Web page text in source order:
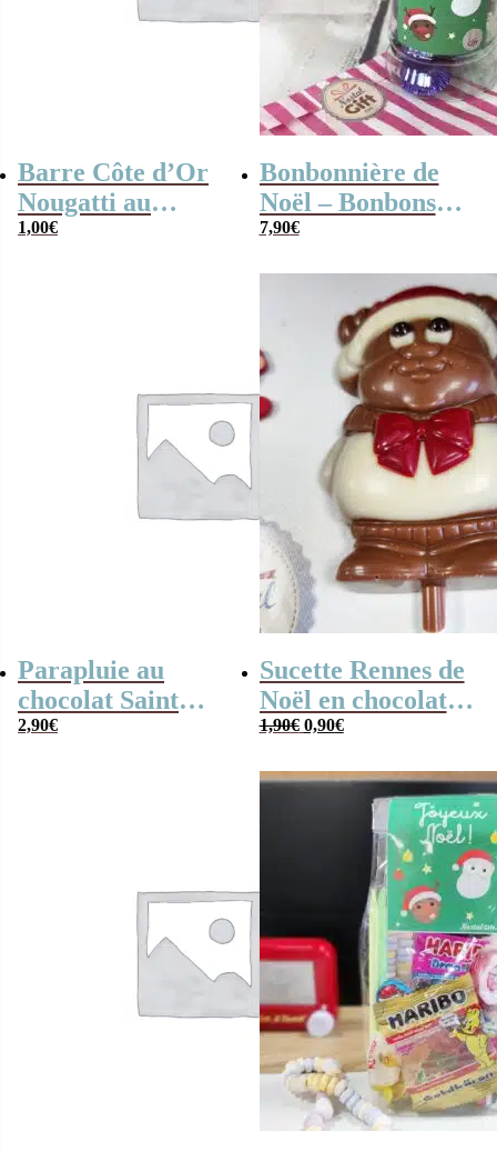
Barre Côte d’Or
Nougatti au
chocolat au lait –
1,00€
Bonbonnière de
Noël – Bonbons
Chocolat glacé en
7,90€
Parapluie au
chocolat Saint
Valentin x3
2,90€
Sucette Rennes de
Noël en chocolat
au lait
1,90€ Le
était :
0,90€Le
est :
0,90€.